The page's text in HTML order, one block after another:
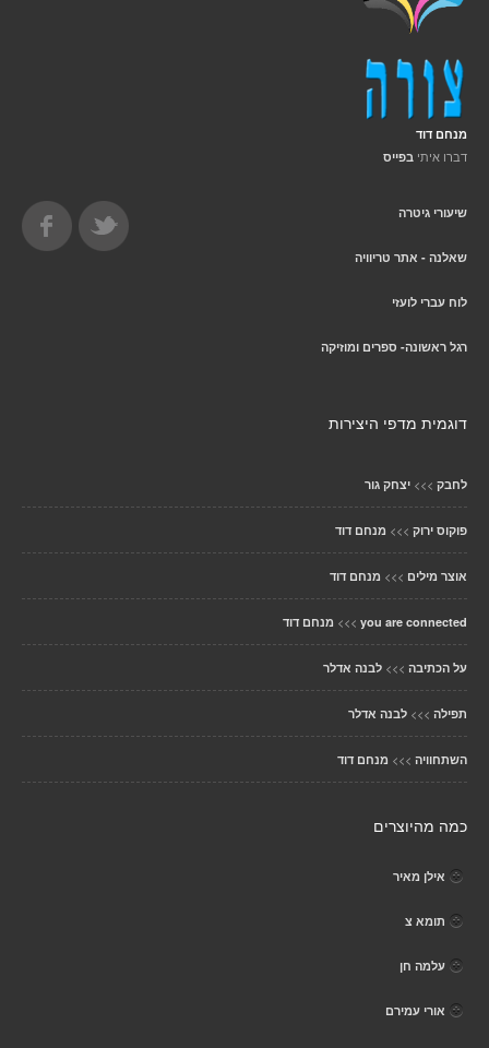
מנחם דוד
דברו איתי בפייס
שיעורי גיטרה
שאלנה - אתר טריוויה
לוח עברי לועזי
רגל ראשונה- ספרים ומוזיקה
דוגמית מדפי היצירות
לחבק >>> יצחק גור
פוקוס ירוק >>> מנחם דוד
אוצר מילים >>> מנחם דוד
you are connected
>>> מנחם דוד
על הכתיבה >>> לבנה אדלר
תפילה >>> לבנה אדלר
השתחוויה >>> מנחם דוד
כמה מהיוצרים
אילן מאיר
תומא צ
עלמה חן
אורי עמירם